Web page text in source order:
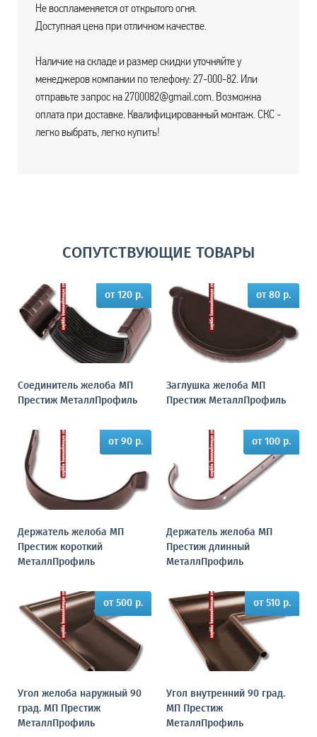
Не воспламеняется от открытого огня.
Доступная цена при отличном качестве.
Наличие на складе и размер скидки уточняйте у
менеджеров компании по телефону: 27-000-82. Или
отправьте запрос на 2700082@gmail.com. Возможна
оплата при доставке. Квалифицированный монтаж. СКС -
легко выбрать, легко купить!
СОПУТСТВУЮЩИЕ ТОВАРЫ
от 120 р.
Соединитель желоба МП
Престиж МеталлПрофиль
от 80 р.
Заглушка желоба МП
Престиж МеталлПрофиль
от 90 р.
Держатель желоба МП
Престиж короткий
МеталлПрофиль
от 100 р.
Держатель желоба МП
Престиж длинный
МеталлПрофиль
от 500 р.
Угол желоба наружный 90
град. МП Престиж
МеталлПрофиль
от 510 р.
Угол внутренний 90 град.
МП Престиж
МеталлПрофиль